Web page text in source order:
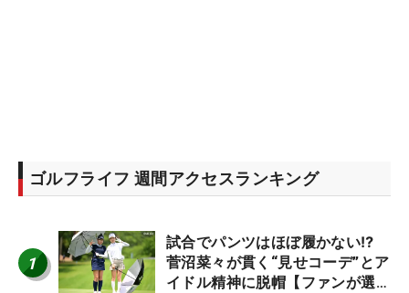
ゴルフライフ 週間アクセスランキング
1
試合でパンツはほぼ履かない⁉
菅沼菜々が貫く“見せコーデ”とア
イドル精神に脱帽【ファンが選ぶ